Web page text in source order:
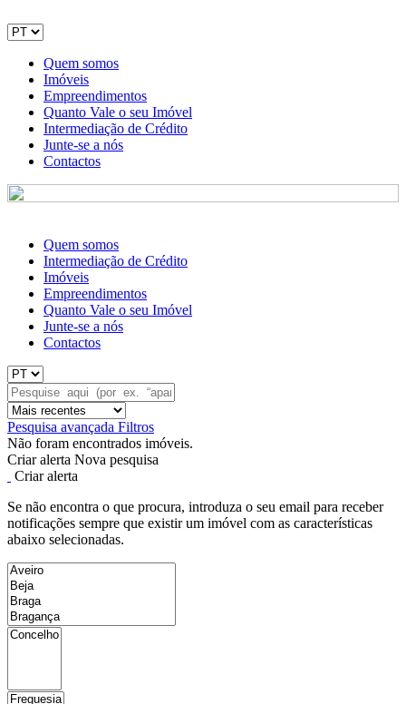
Quem somos
Imóveis
Empreendimentos
Quanto Vale o seu Imóvel
Intermediação de Crédito
Junte-se a nós
Contactos
Quem somos
Intermediação de Crédito
Imóveis
Empreendimentos
Quanto Vale o seu Imóvel
Junte-se a nós
Contactos
Pesquisa avançada Filtros
Não foram encontrados imóveis.
Criar alerta Nova pesquisa
Criar alerta
Se não encontra o que procura, introduza o seu email para receber
notificações sempre que existir um imóvel com as características
abaixo selecionadas.